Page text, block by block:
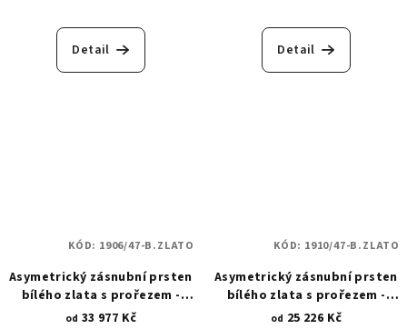
Detail Detail
Asymetrický zásnubní prsten
bílého zlata s prořezem -
od 33 977 Kč
KÓD: 1906/47-B.ZLATO
Asymetrický zásnubní prsten
bílého zlata s prořezem -
osazený zirkonem 4 mm 1910
od 25 226 Kč
KÓD: 1910/47-B.ZLATO